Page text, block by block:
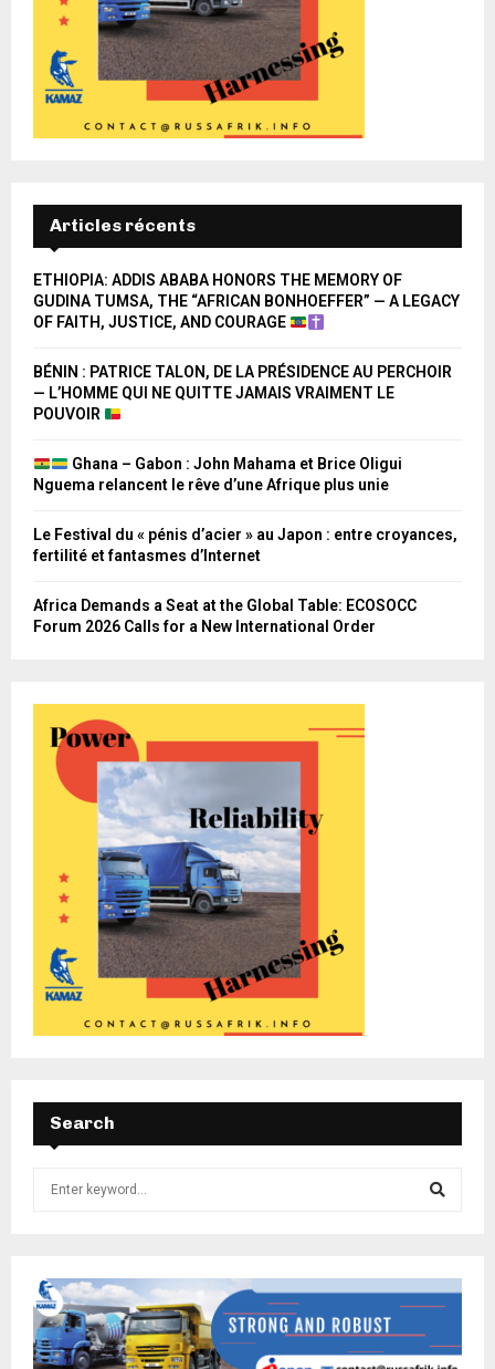
Articles récents
ETHIOPIA: ADDIS ABABA HONORS THE MEMORY OF
GUDINA TUMSA, THE “AFRICAN BONHOEFFER” — A LEGACY
OF FAITH, JUSTICE, AND COURAGE
BÉNIN : PATRICE TALON, DE LA PRÉSIDENCE AU PERCHOIR
— L’HOMME QUI NE QUITTE JAMAIS VRAIMENT LE
POUVOIR
Ghana – Gabon : John Mahama et Brice Oligui
Nguema relancent le rêve d’une Afrique plus unie
Le Festival du « pénis d’acier » au Japon : entre croyances,
fertilité et fantasmes d’Internet
Africa Demands a Seat at the Global Table: ECOSOCC
Forum 2026 Calls for a New International Order
Search